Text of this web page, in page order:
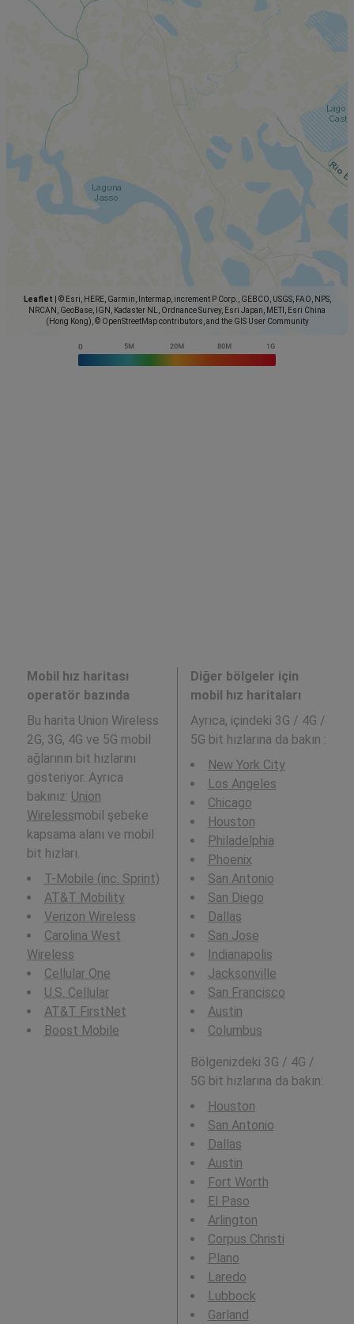
Leaflet
© Esri, HERE, Garmin, Intermap, increment P Corp., GEBCO, USGS, FAO, NPS,
NRCAN, GeoBase, IGN, Kadaster NL, Ordnance Survey, Esri Japan, METI, Esri China
(Hong Kong), © OpenStreetMap contributors, and the GIS User Community
Mobil hız haritası
operatör bazında
Bu harita Union Wireless
2G, 3G, 4G ve 5G mobil
ağlarının bit hızlarını
gösteriyor. Ayrıca
bakınız: Union
Wirelessmobil şebeke
kapsama alanı ve mobil
bit hızları.
T-Mobile (inc. Sprint)
AT&T Mobility
Verizon Wireless
Carolina West
Wireless
Cellular One
U.S. Cellular
AT&T FirstNet
Boost Mobile
Diğer bölgeler için
mobil hız haritaları
Ayrıca, içindeki 3G / 4G /
5G bit hızlarına da bakın :
New York City
Los Angeles
Chicago
Houston
Philadelphia
Phoenix
San Antonio
San Diego
Dallas
San Jose
Indianapolis
Jacksonville
San Francisco
Austin
Columbus
Bölgenizdeki 3G / 4G /
5G bit hızlarına da bakın:
Houston
San Antonio
Dallas
Austin
Fort Worth
El Paso
Arlington
Corpus Christi
Plano
Laredo
Lubbock
Garland